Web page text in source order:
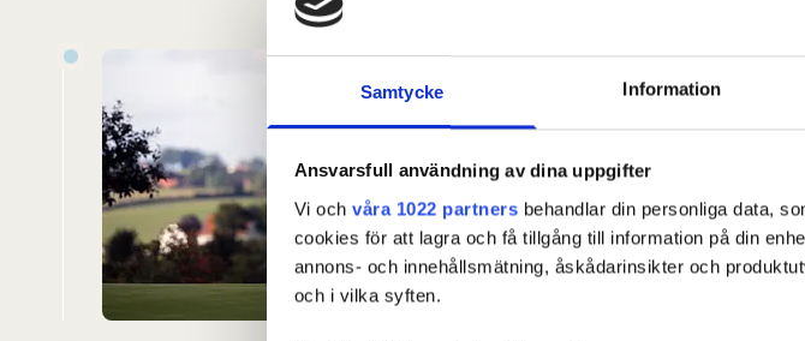
Samtycke Information
Ansvarsfull användning av dina uppgifter
Vi och våra 1022 partners behandlar din personliga data,
cookies för att lagra och få tillgång till information på din
annons- och innehållsmätning, åskådarinsikter och
och i vilka syften.
och sker via Min Golf.
Anmäl dig här.